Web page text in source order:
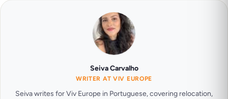
Seiva Carvalho
WRITER AT VIV EUROPE
Seiva writes for Viv Europe in Portuguese, covering relocation,